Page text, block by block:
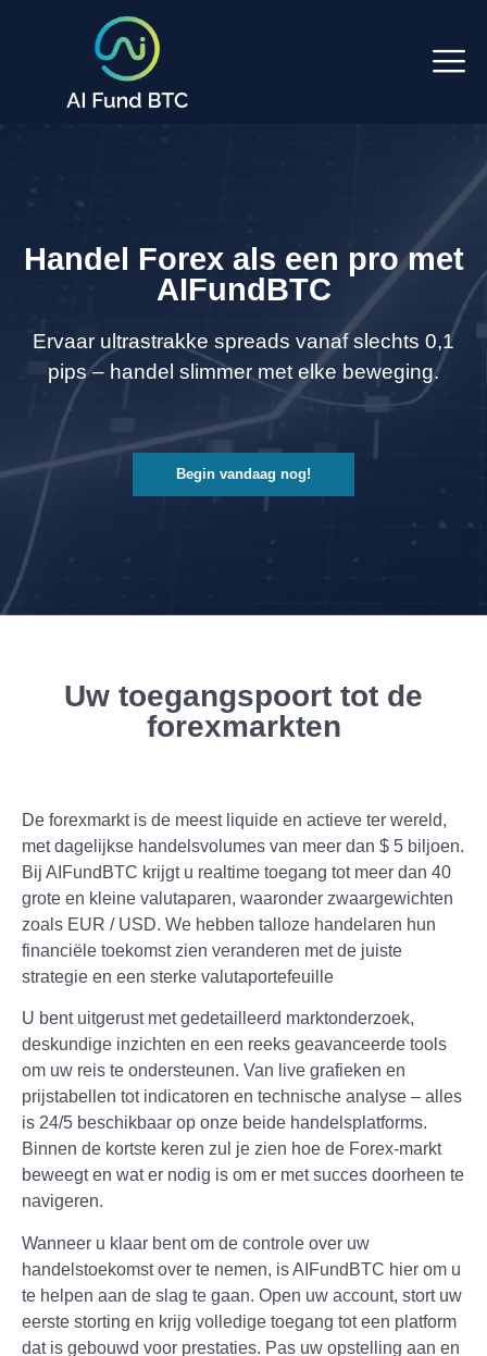
Handel Forex als een pro met
AIFundBTC
Ervaar ultrastrakke spreads vanaf slechts 0,1
pips – handel slimmer met elke beweging.
Begin vandaag nog!
Uw toegangspoort tot de
forexmarkten
De forexmarkt is de meest liquide en actieve ter wereld,
met dagelijkse handelsvolumes van meer dan $ 5 biljoen.
Bij AIFundBTC krijgt u realtime toegang tot meer dan 40
grote en kleine valutaparen, waaronder zwaargewichten
zoals EUR / USD. We hebben talloze handelaren hun
financiële toekomst zien veranderen met de juiste
strategie en een sterke valutaportefeuille
U bent uitgerust met gedetailleerd marktonderzoek,
deskundige inzichten en een reeks geavanceerde tools
om uw reis te ondersteunen. Van live grafieken en
prijstabellen tot indicatoren en technische analyse – alles
is 24/5 beschikbaar op onze beide handelsplatforms.
Binnen de kortste keren zul je zien hoe de Forex-markt
beweegt en wat er nodig is om er met succes doorheen te
navigeren.
Wanneer u klaar bent om de controle over uw
handelstoekomst over te nemen, is AIFundBTC hier om u
te helpen aan de slag te gaan. Open uw account, stort uw
eerste storting en krijg volledige toegang tot een platform
dat is gebouwd voor prestaties. Pas uw opstelling aan en